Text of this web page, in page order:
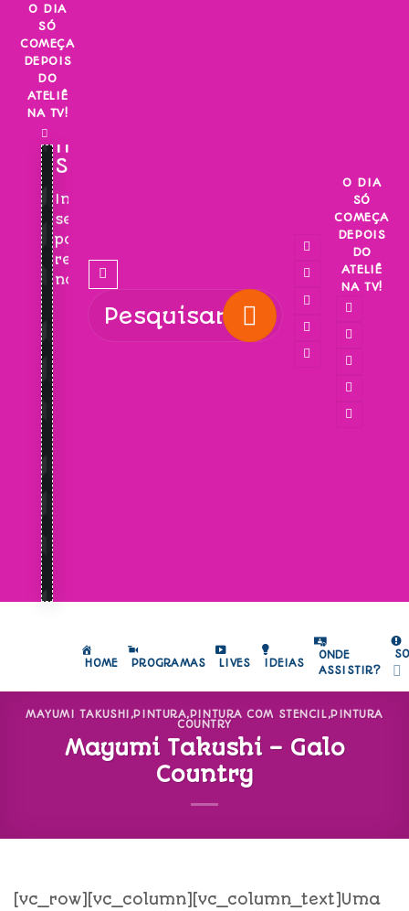
Skip
content
O DIA
SÓ
COMEÇA
DEPOIS
DO
ATELIÊ
NA TV!
INSCREVA-
SE!
Inscreva-
se
para
receber
novidades!
O DIA
SÓ
COMEÇA
DEPOIS
DO
ATELIÊ
NA TV!
HOME PROGRAMAS LIVES IDEIAS
ONDE
ASSISTIR?
MAYUMI TAKUSHI ,PINTURA, PINTURA COM STENCIL,PINTURA
COUNTRY
Mayumi Takushi – Galo
Country
[vc_row][vc_column][vc_column_text]Uma